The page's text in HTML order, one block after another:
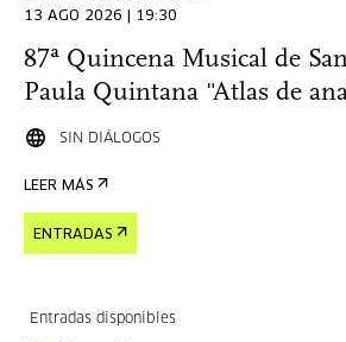
13 AGO 2026 | 19:30
87ª Quincena Musical de
Paula Quintana "Atlas de
SIN DIÁLOGOS
LEER MÁS
ENTRADAS
Entradas disponibles